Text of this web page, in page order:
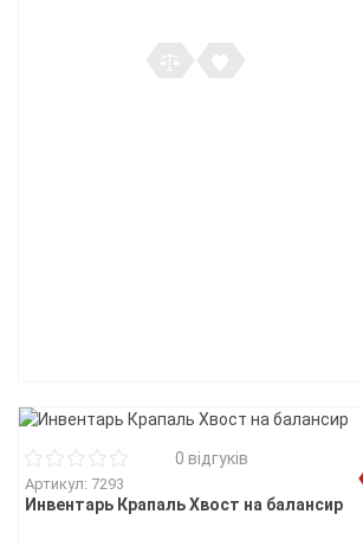
0 відгуків
Артикул: 7293
Инвентарь Крапаль Хвост на балансир